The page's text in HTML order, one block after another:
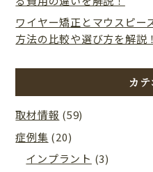
ワイヤー矯正とマウスピー
方法の比較や選び方を解説！
カ
取材情報 (59)
症例集 (20)
インプラント (3)